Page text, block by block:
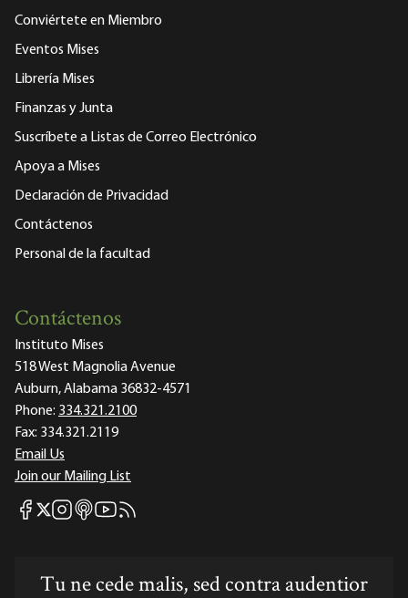
Conviértete en Miembro
Eventos Mises
Librería Mises
Finanzas y Junta
Suscríbete a Listas de Correo Electrónico
Apoya a Mises
Declaración de Privacidad
Contáctenos
Personal de la facultad
Contáctenos
Instituto Mises
518 West Magnolia Avenue
Auburn, Alabama 36832-4571
Phone: 334.321.2100
Fax: 334.321.2119
Email Us
Join our Mailing List
Mises Facebook
Mises X
Mises Instagram
Mises itunes
Mises Youtube
Mises RSS feed
Tu ne cede malis, sed contra audentior